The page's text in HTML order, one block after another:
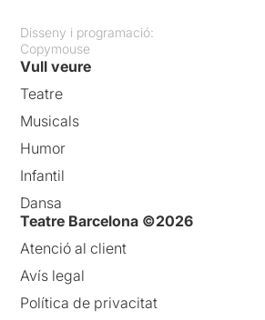
Disseny i programació:
Copymouse
Vull veure
Teatre
Musicals
Humor
Infantil
Dansa
Teatre Barcelona ©2026
Atenció al client
Avís legal
Política de privacitat